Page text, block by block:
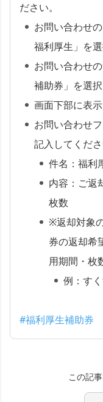
ださい。
お問い合わせ
福利厚生」を
お問い合わせ
補助券」を選
画面下部に表
お問い合わせ
記入してくだ
件名：福利
内容：ご返
枚数
※返却対象
券の返却希
用期間・枚
例：す
#福利厚生補助券
この記